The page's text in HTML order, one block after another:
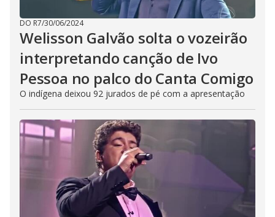
DO R7/30/06/2024
Welisson Galvão solta o vozeirão
interpretando canção de Ivo
Pessoa no palco do Canta Comigo
O indígena deixou 92 jurados de pé com a apresentação